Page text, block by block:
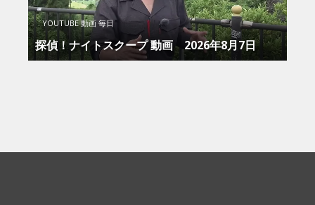
YOUTUBE 動画 毎日
探偵！ナイトスクープ 動画 2026年8月7日